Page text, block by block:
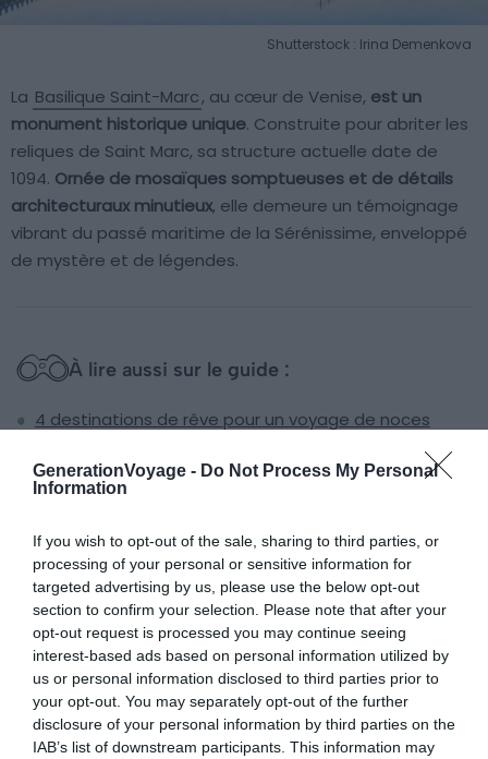
GenerationVoyage - Do Not Process My Personal
Information
If you wish to opt-out of the sale, sharing to third parties, or
processing of your personal or sensitive information for
targeted advertising by us, please use the below opt-out
section to confirm your selection. Please note that after your
opt-out request is processed you may continue seeing
interest-based ads based on personal information utilized by
us or personal information disclosed to third parties prior to
your opt-out. You may separately opt-out of the further
disclosure of your personal information by third parties on the
IAB’s list of downstream participants. This information may
Shutterstock : Irina Demenkova
La Basilique Saint-Marc, au cœur de Venise, est un
monument historique unique. Construite pour abriter les
reliques de Saint Marc, sa structure actuelle date de
1094. Ornée de mosaïques somptueuses et de détails
architecturaux minutieux, elle demeure un témoignage
vibrant du passé maritime de la Sérénissime, enveloppé
de mystère et de légendes.
À lire aussi sur le guide :
4 destinations de rêve pour un voyage de noces
10 idées pour un voyage romantique à la Saint-
Les 10 pays les plus visités au monde
Passez une nuit inoubliable dans l'un de ces 6
musées aux quatre coins du monde
Basilique Notre-Dame – Montréal,
Canada